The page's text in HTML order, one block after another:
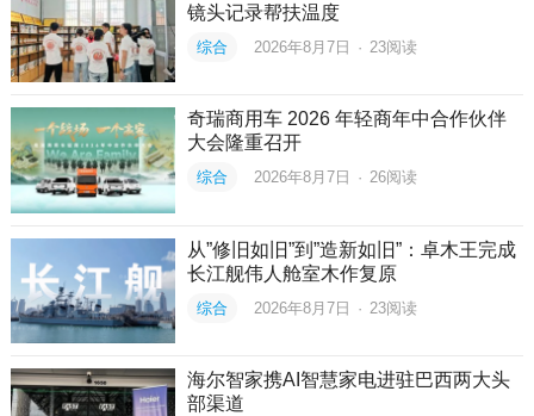
镜头记录帮扶温度
综合 2026年8月7日 · 23阅读
奇瑞商用车 2026 年轻商年中合作伙伴
大会隆重召开
综合 2026年8月7日 · 26阅读
从”修旧如旧”到”造新如旧”：卓木王完成
长江舰伟人舱室木作复原
综合 2026年8月7日 · 23阅读
海尔智家携AI智慧家电进驻巴西两大头
部渠道